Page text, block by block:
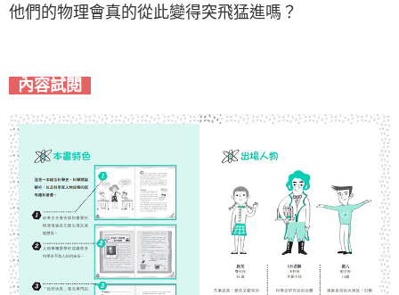
他們的物理會真的從此變得突飛猛進嗎？
內容試閱